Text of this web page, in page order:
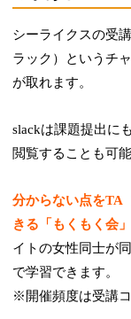
シーライクスの受
ラック）というチ
が取れます。
slackは課題提出に
閲覧することも可能
分からない点をTA
きる「もくもく会」
イトの女性同士が
で学習できます。
※開催頻度は受講